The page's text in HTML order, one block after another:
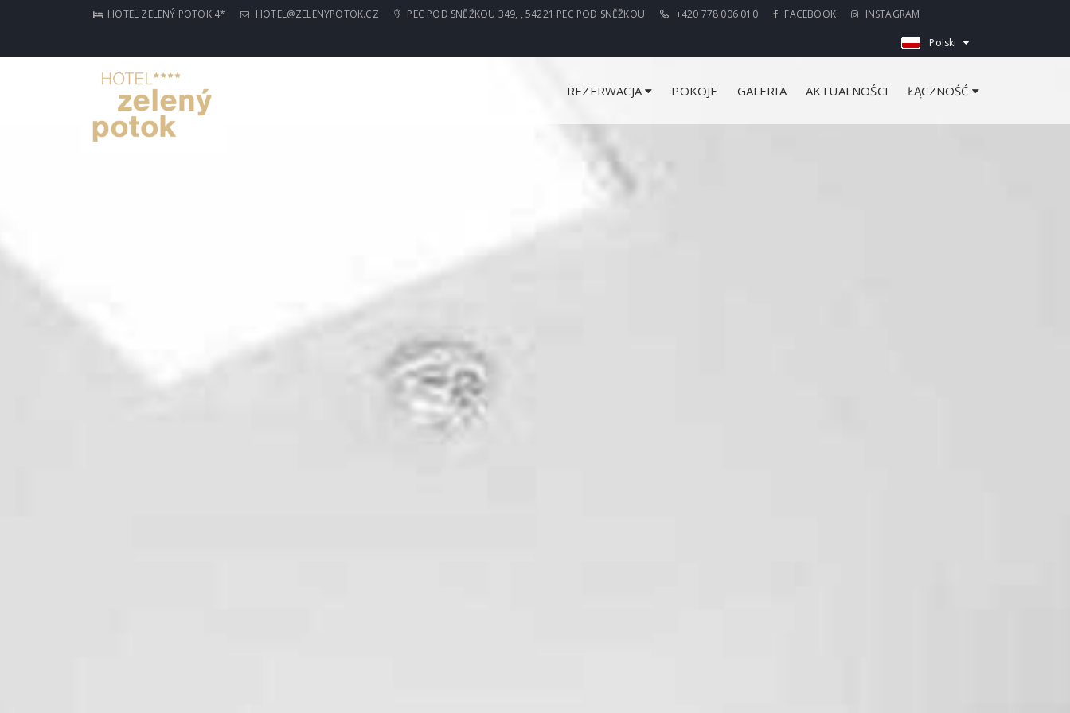
HOTEL ZELENÝ POTOK 4* HOTEL@ZELENYPOTOK.CZ PEC POD SNĚŽKOU 349, , 54221 PEC POD SNĚŽKOU +420 778 006 010 FACEBOOK INSTAGRAM
Polski
REZERWACJA POKOJE GALERIA AKTUALNOŚCI ŁĄCZNOŚĆ